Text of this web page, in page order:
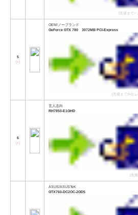
[先週まで
5
[↑]
OEM/ノーブランド
GeForce GTX 780 3072MB PCI-Express
[先週まで:6位→
6
[↑]
玄人志向
RH7850-E1GHD
[先
ASUS/ASUSTeK
GTX760-DC2OC-2GD5